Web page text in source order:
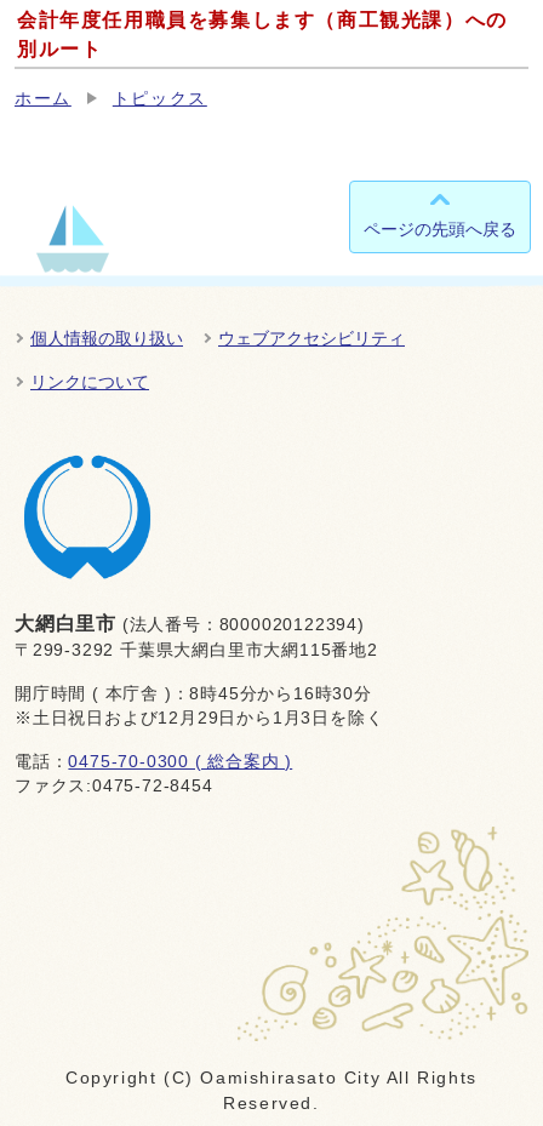
会計年度任用職員を募集します（商工観光課）への
別ルート
ホーム トピックス
ページの先頭へ戻る
個人情報の取り扱い ウェブアクセシビリティ
リンクについて
大網白里市 (法人番号：8000020122394)
〒299-3292 千葉県大網白里市大網115番地2
開庁時間 ( 本庁舎 )：8時45分から16時30分
※土日祝日および12月29日から1月3日を除く
電話：0475-70-0300 ( 総合案内 )
ファクス:0475-72-8454
Copyright (C) Oamishirasato City All Rights
Reserved.